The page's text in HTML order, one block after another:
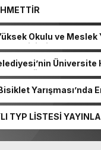
Okulu ve Meslek
değişimi!
Üniversite
son gün 7 Ağustos.
Yarışması’nda
TYP LİSTESİ